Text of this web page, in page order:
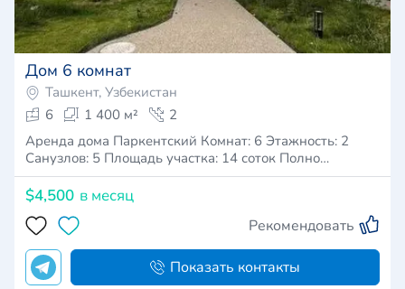
Дом 6 комнат
Ташкент, Узбекистан
6
1 400 м²
2
Аренда дома Паркентский Комнат: 6 Этажность: 2
Санузлов: 5 Площадь участка: 14 соток Полно…
$4,500 в месяц
Рекомендовать
Показать контакты